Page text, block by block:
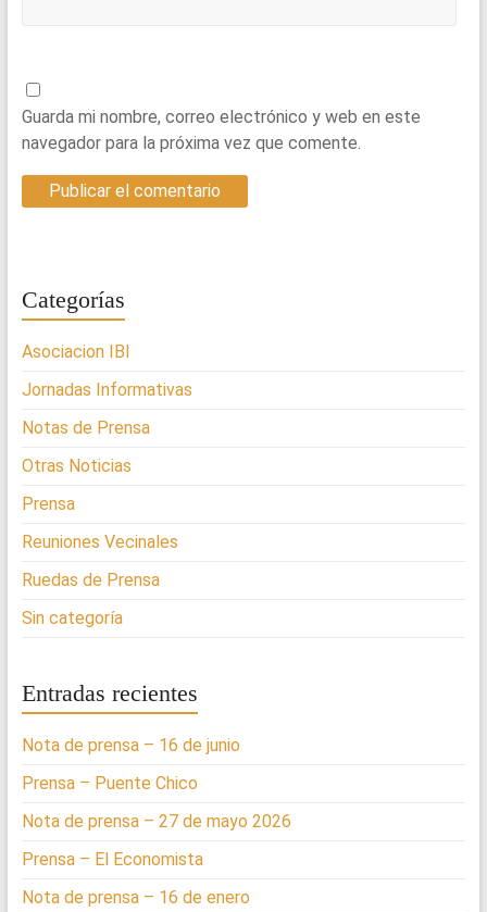
Guarda mi nombre, correo electrónico y web en este
navegador para la próxima vez que comente.
Categorías
Asociacion IBI
Jornadas Informativas
Notas de Prensa
Otras Noticias
Prensa
Reuniones Vecinales
Ruedas de Prensa
Sin categoría
Entradas recientes
Nota de prensa – 16 de junio
Prensa – Puente Chico
Nota de prensa – 27 de mayo 2026
Prensa – El Economista
Nota de prensa – 16 de enero